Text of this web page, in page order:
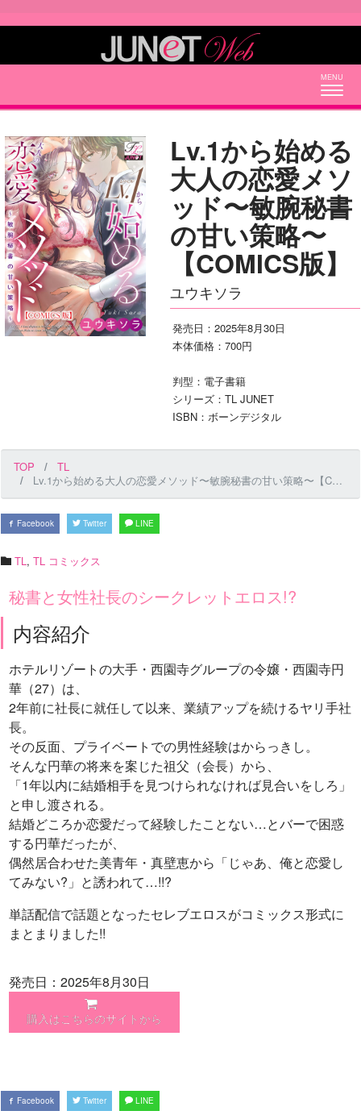
Lv.1から始める
大人の恋愛メソ
ッド〜敏腕秘書
の甘い策略〜
【COMICS版】
ユウキソラ
発売日：2025年8月30日
本体価格：700円
判型：電子書籍
シリーズ：TL JUNET
ISBN：ボーンデジタル
TOP
TL
Lv.1から始める大人の恋愛メソッド〜敏腕秘書の甘い策略〜【COMICS版】
Facebook Twitter LINE
TL , TL コミックス
秘書と女性社長のシークレットエロス!?
内容紹介
ホテルリゾートの大手・西園寺グループの令嬢・西園寺円
華（27）は、
2年前に社長に就任して以来、業績アップを続けるヤリ手社
長。
その反面、プライベートでの男性経験はからっきし。
そんな円華の将来を案じた祖父（会長）から、
「1年以内に結婚相手を見つけられなければ見合いをしろ」
と申し渡される。
結婚どころか恋愛だって経験したことない…とバーで困惑
する円華だったが、
偶然居合わせた美青年・真壁恵から「じゃあ、俺と恋愛し
てみない?」と誘われて…!!?
単話配信で話題となったセレブエロスがコミックス形式に
まとまりました!!
発売日：2025年8月30日
購入はこちらのサイトから
Facebook Twitter LINE